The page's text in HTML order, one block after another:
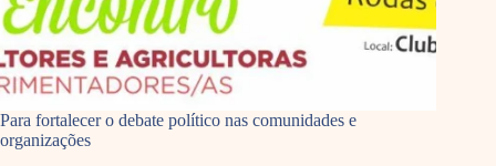
Para fortalecer o debate político nas comunidades e
organizações